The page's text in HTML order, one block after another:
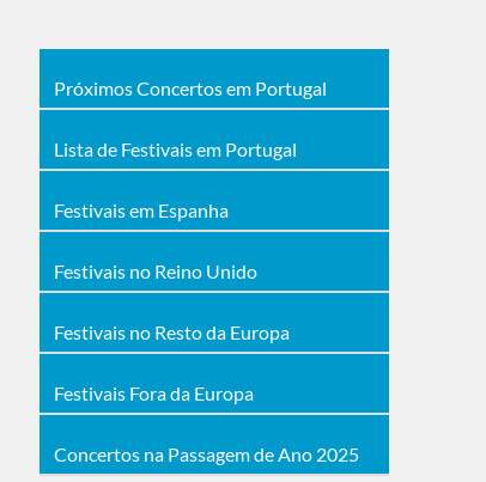
Próximos Concertos em Portugal
Lista de Festivais em Portugal
Festivais em Espanha
Festivais no Reino Unido
Festivais no Resto da Europa
Festivais Fora da Europa
Concertos na Passagem de Ano 2025